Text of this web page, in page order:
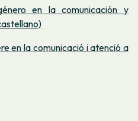
en la comunicación y
en la comunicació i atenció a